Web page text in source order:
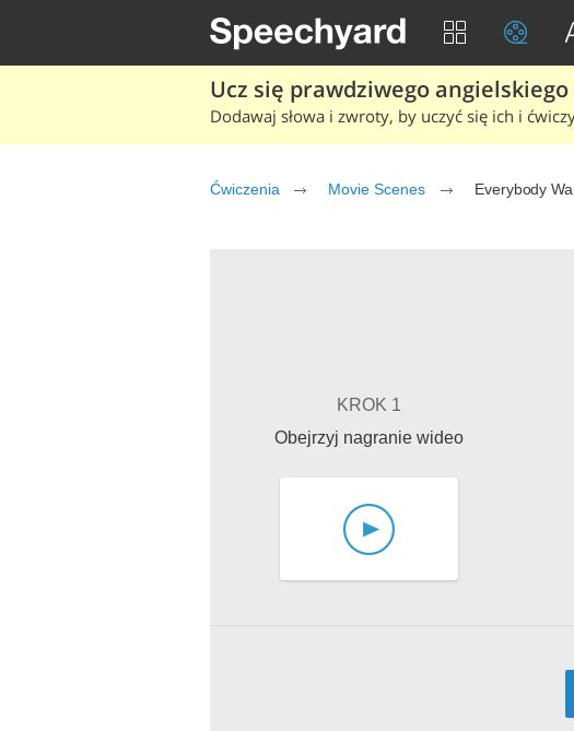
Ucz się prawdziwego
Dodawaj słowa i zwroty, by uczyć się ich i
Ćwiczenia Movie Scenes Everybody
KROK 1
Obejrzyj nagranie wideo